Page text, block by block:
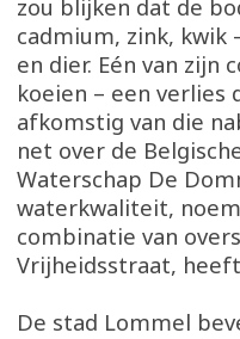
zou blijken dat de
cadmium, zink, kwik
en dier. Eén van zijn
koeien – een
afkomstig van die
net over de
Waterschap De
waterkwaliteit,
combinatie van
Vrijheidsstraat,
De stad Lommel